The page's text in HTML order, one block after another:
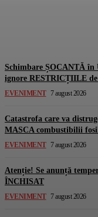
Schimbare ȘOCANTĂ în
ignore RESTRICȚIILE
EVENIMENT 7 august 2026
Catastrofa care va
MASCA combustibilii
EVENIMENT 7 august 2026
Atenție! Se anunță
ÎNCHISAT
EVENIMENT 7 august 2026